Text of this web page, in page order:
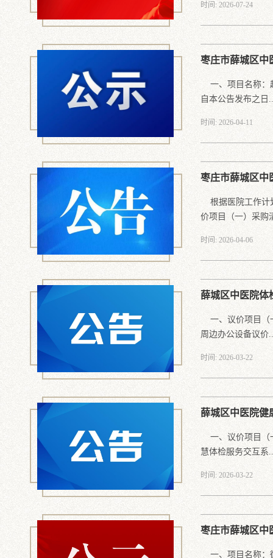
时间: 2026-07-24
枣庄市薛城区中
一、项目名称：
自本公告发布之日
时间: 2026-04-11
枣庄市薛城区中
根据医院工作计
价项目（一）采购
时间: 2026-04-06
薛城区中医院体
一、议价项目（
周边办公设备议价
时间: 2026-03-22
薛城区中医院健
一、议价项目（
慧体检服务交互系
时间: 2026-03-22
枣庄市薛城区中
一、项目名称：